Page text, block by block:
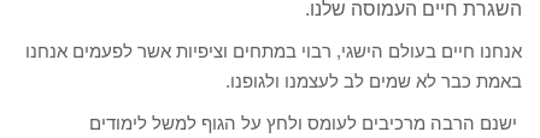
השגרת חיים העמוסה שלנו.
אנחנו חיים בעולם הישגי, רבוי במתחים וציפיות אשר לפעמים אנחנו
באמת כבר לא שמים לב לעצמנו ולגופנו.
ישנם הרבה מרכיבים לעומס ולחץ על הגוף למשל לימודים